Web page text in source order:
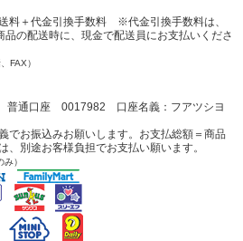
料＋代金引換手数料 ※代金引換手数料は、
の配送時に、現金で配送員にお支払いくださ
FAX）
通口座 0017982 口座名義：フアツシヨ
でお振込みお願いします。お支払総額＝商品
別途お客様負担でお支払い願います。
）